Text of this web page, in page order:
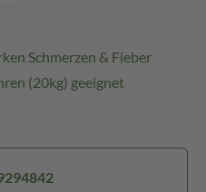
Schmerzen & Fieber
(20kg) geeignet